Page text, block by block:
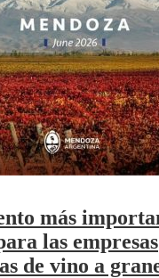
más
las empresas
de vino a